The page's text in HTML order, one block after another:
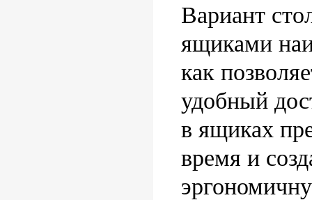
Вариант
ящиками
как
удобный
в ящиках
время и